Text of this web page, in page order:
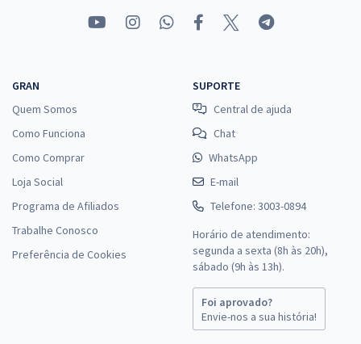
GRAN
Quem Somos
Como Funciona
Como Comprar
Loja Social
Programa de Afiliados
Trabalhe Conosco
Preferência de Cookies
SUPORTE
Central de ajuda
Chat
WhatsApp
E-mail
Telefone: 3003-0894
Horário de atendimento:
segunda a sexta (8h às 20h),
sábado (9h às 13h).
Foi aprovado?
Envie-nos a sua história!